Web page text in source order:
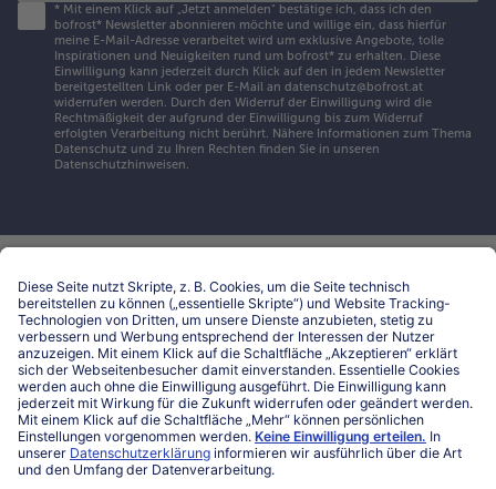
* Mit einem Klick auf „Jetzt anmelden" bestätige ich, dass ich den
bofrost* Newsletter abonnieren möchte und willige ein, dass hierfür
meine E-Mail-Adresse verarbeitet wird um exklusive Angebote, tolle
Inspirationen und Neuigkeiten rund um bofrost* zu erhalten. Diese
Einwilligung kann jederzeit durch Klick auf den in jedem Newsletter
bereitgestellten Link oder per E-Mail an datenschutz@bofrost.at
widerrufen werden. Durch den Widerruf der Einwilligung wird die
Rechtmäßigkeit der aufgrund der Einwilligung bis zum Widerruf
erfolgten Verarbeitung nicht berührt. Nähere Informationen zum Thema
Datenschutz und zu Ihren Rechten finden Sie in unseren
Datenschutzhinweisen.
Hilfe & Kontakt
Niederlassungen
Kontakt
FAQ
Service